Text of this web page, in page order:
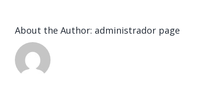
About the Author: administrador page